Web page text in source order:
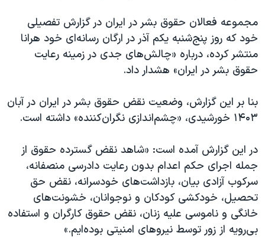
قانون شفافیت دارائی کادر رهبری ایران
اعتراضات مردمی آبان ۹۸
اسرائیل در جنگ
نرگس محمدی برنده جایزه نوبل صلح
همایش محافظه‌کاران آمریکا «سی‌پک»
صفحه‌های ویژه
سفر پرزیدنت ترامپ به چین
مجموعه فعالان حقوق بشر در ایران در گزارش تفصیلی
خود که روز پنج‌شنبه یکم آذر در ارگان رسانه‌ای خود هرانا
منتشر کرده، درباره «چالش‌های جدی در زمینه رعایت
حقوق بشر در ایران» هشدار داد.
بنا بر این گزارش، وضعیت نقض حقوق بشر در ایران در آبان
۱۴۰۳ خورشیدی، «چشم‌اندازی نگران‌کننده» داشته است.
در این گزارش آمده است: «شاهد نقض گسترده حقوق از
جمله اجرای حکم اعدام بدون رعایت دادرسی منصفانه،
سرکوب آزادی بیان، بازداشت‌های خودسرانه، نقض حق
تحصیل، خودکشی کودکان و نوجوانان، خشونت‌های
خانگی و ناموسی علیه زنان، نقض حقوق کارگران و استفاده
بی‌رویه از زور توسط نیروهای امنیتی بوده‌ایم.»